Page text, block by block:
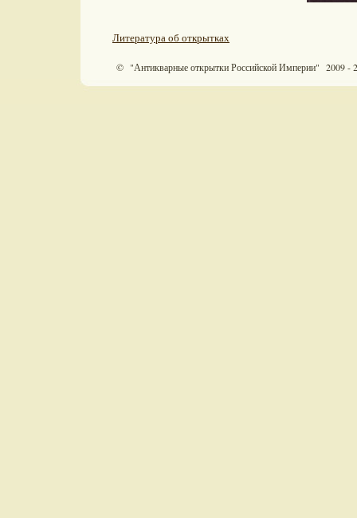
Литература об открытках
© "Антикварные открытки Российской Империи" 2009 -